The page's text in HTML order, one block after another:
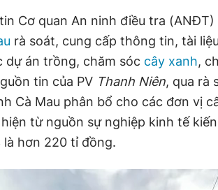
Cơ quan An ninh điều tra (ANĐT)
rà soát, cung cấp thông tin, tài
dự án trồng, chăm sóc cây xanh,
tin của PV Thanh Niên, qua rà
Cà Mau phân bổ cho các đơn vị
từ nguồn sự nghiệp kinh tế
là hơn 220 tỉ đồng.